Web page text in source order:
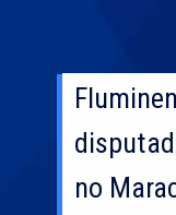
no
no